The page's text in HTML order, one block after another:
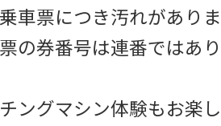
につき汚れがありま
番号は連番ではあり
マシン体験もお楽し